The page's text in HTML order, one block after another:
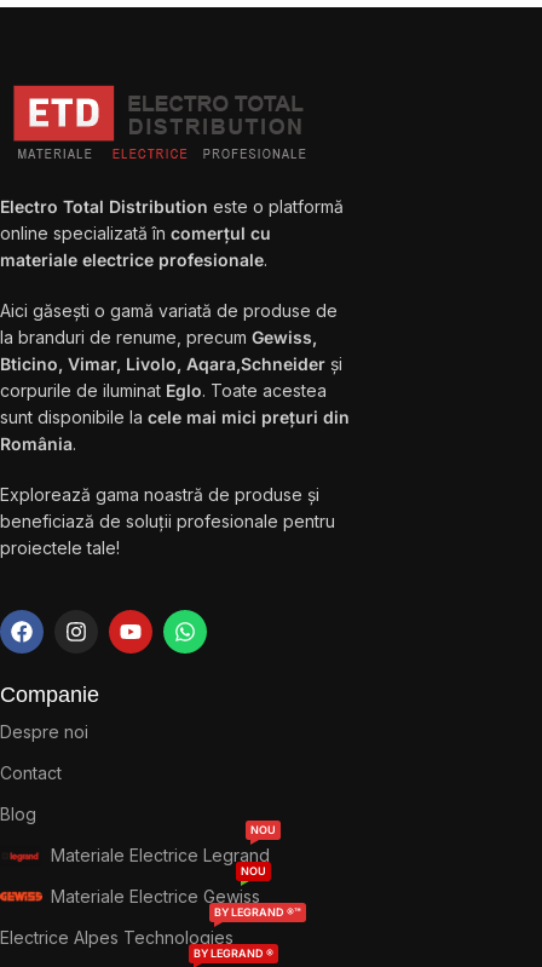
Electro Total Distribution este o platformă
online specializată în comerțul cu
materiale electrice profesionale.
Aici găsești o gamă variată de produse de
la branduri de renume, precum Gewiss,
Bticino, Vimar, Livolo, Aqara,Schneider și
corpurile de iluminat Eglo. Toate acestea
sunt disponibile la cele mai mici prețuri din
România.
Explorează gama noastră de produse și
beneficiază de soluții profesionale pentru
proiectele tale!
Companie
Despre noi
Contact
Blog
Materiale Electrice Legrand
NOU
Materiale Electrice Gewiss
NOU
Electrice Alpes Technologies
BY LEGRAND ®™
BY LEGRAND ®